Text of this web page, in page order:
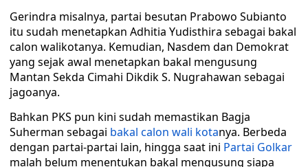
Gerindra misalnya, partai besutan Prabowo Subianto
itu sudah menetapkan Adhitia Yudisthira sebagai bakal
calon walikotanya. Kemudian, Nasdem dan Demokrat
yang sejak awal menetapkan bakal mengusung
Mantan Sekda Cimahi Dikdik S. Nugrahawan sebagai
jagoanya.
Bahkan PKS pun kini sudah memastikan Bagja
Suherman sebagai bakal calon wali kotanya. Berbeda
dengan partai-partai lain, hingga saat ini Partai Golkar
malah belum menentukan bakal mengusung siapa